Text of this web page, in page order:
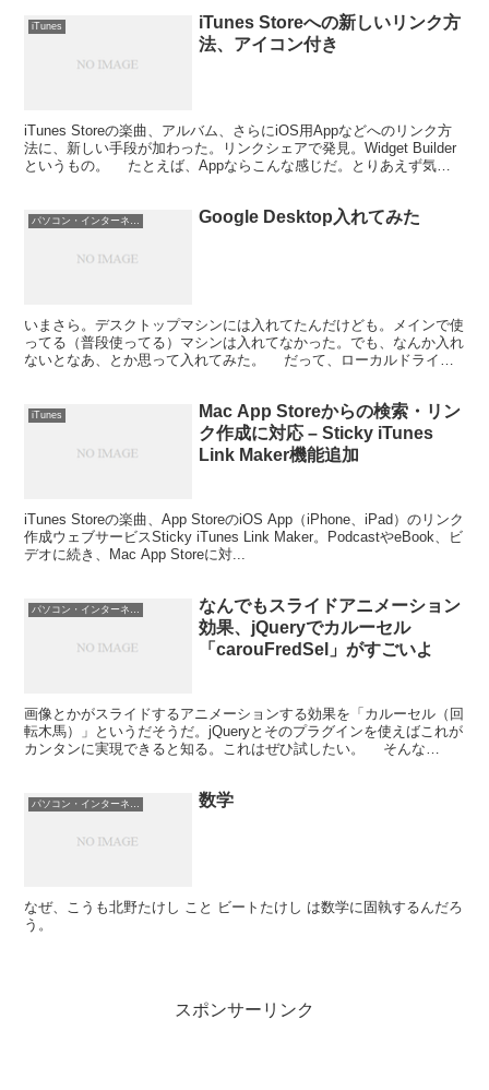
iTunes
iTunes Storeへの新しいリンク方
法、アイコン付き
iTunes Storeの楽曲、アルバム、さらにiOS用Appなどへのリンク方
法に、新しい手段が加わった。リンクシェアで発見。Widget Builder
というもの。 たとえば、Appならこんな感じだ。とりあえず気に
パソコン・インターネット Google Desktop入れてみた
いまさら。デスクトップマシンには入れてたんだけども。メインで使
ってる（普段使ってる）マシンは入れてなかった。でも、なんか入れ
ないとなあ、とか思って入れてみた。 だって、ローカルドライブ
iTunes
Mac App Storeからの検索・リン
ク作成に対応 – Sticky iTunes
Link Maker機能追加
iTunes Storeの楽曲、App StoreのiOS App（iPhone、iPad）のリンク
作成ウェブサービスSticky iTunes Link Maker。PodcastやeBook、ビ
デオに続き、Mac App Storeに対...
なんでもスライドアニメーション
効果、jQueryでカルーセル
「carouFredSel」がすごいよ
画像とかがスライドするアニメーションする効果を「カルーセル（回
転木馬）」というだそうだ。jQueryとそのプラグインを使えばこれが
カンタンに実現できると知る。これはぜひ試したい。 そんな
数学
なぜ、こうも北野たけし こと ビートたけし は数学に固執するんだろ
う。
スポンサーリンク